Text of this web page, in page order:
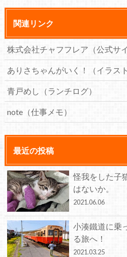
関連リンク
株式会社チャフフレア（公式サイ
ありさちゃんがいく！（イラスト
青戸めし（ランチログ）
note（仕事メモ）
最近の投稿
怪我をした子
はないか。
2021.06.06
小湊鐵道に乗
る旅へ！
2021.03.25